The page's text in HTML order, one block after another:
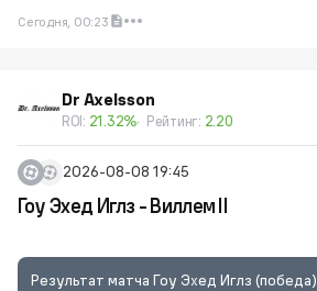
Сегодня, 00:23
Dr Axelsson
ROI: 21.32% Рейтинг: 2.20
2026-08-08 19:45
Гоу Эхед Иглз - Виллем II
Результат матча Гоу Эхед Иглз (победа)